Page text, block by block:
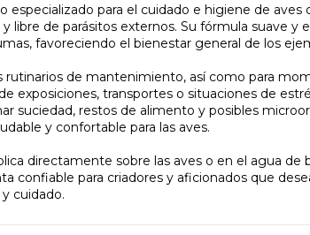
especializado para el cuidado e higiene de aves
libre de parásitos externos. Su fórmula suave y
favoreciendo el bienestar general de los
rutinarios de mantenimiento, así como para
exposiciones, transportes o situaciones de
suciedad, restos de alimento y posibles
y confortable para las aves.
directamente sobre las aves o en el agua de
confiable para criadores y aficionados que
cuidado.